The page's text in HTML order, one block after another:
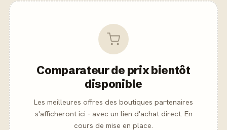
Comparateur de prix bientôt
disponible
Les meilleures offres des boutiques partenaires
s'afficheront ici - avec un lien d'achat direct. En
cours de mise en place.